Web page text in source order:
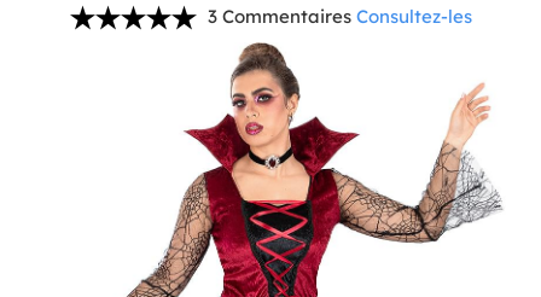
3 Commentaires Consultez-les